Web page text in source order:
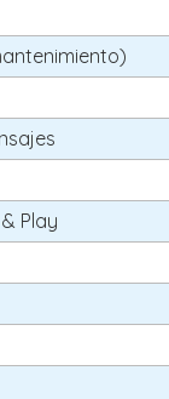
Play